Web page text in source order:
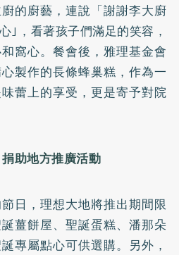
的廚藝，連說「謝謝李大廚
｣，看著孩子們滿足的笑容，
窩心。餐會後，雅理基金會
製作的長條蜂巢糕，作為一
蕾上的享受，更是寄予對院
助地方推廣活動
日，理想大地將推出期間限
薑餅屋、聖誕蛋糕、潘那朵
專屬點心可供選購。另外，